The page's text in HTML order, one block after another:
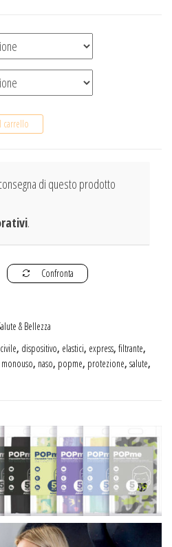
carrello
di questo prodotto
.
Confronta
& Bellezza
civile, dispositivo, elastici, express, filtrante,
monouso, naso, popme, protezione, salute,